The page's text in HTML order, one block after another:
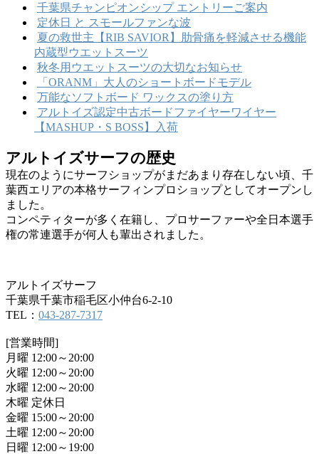
千葉県チャンピオンシップ エントリーご案内
定休日 と スモールファンな波
夏の救世主【RIB SAVIOR】肋骨痛を軽減させる機能
内蔵型ウエットスーツ
秋冬用ウエットスーツの大切なお知らせ
「ORANM」大人のショートボードモデル
万能なソフトボード ワックスの塗り方
アルトイズ認定中古ボードファイヤーワイヤー
【MASHUP・S BOSS】入荷
アルトイズサーフの歴史
現在のようにサーフショップがまだあまり存在しない頃、千
葉西エリアの本格サーフィンプロショップとしてオープンし
ました。
コンペティターが多く在籍し、プロサーファーや全日本選手
権の常連選手が何人も輩出されました。
アルトイズサーフ
千葉県千葉市稲毛区小仲台6-2-10
TEL： 043-287-7317
[営業時間]
月曜 12:00～20:00
火曜 12:00～20:00
水曜 12:00～20:00
木曜 定休日
金曜 15:00～20:00
土曜 12:00～20:00
日曜 12:00～19:00